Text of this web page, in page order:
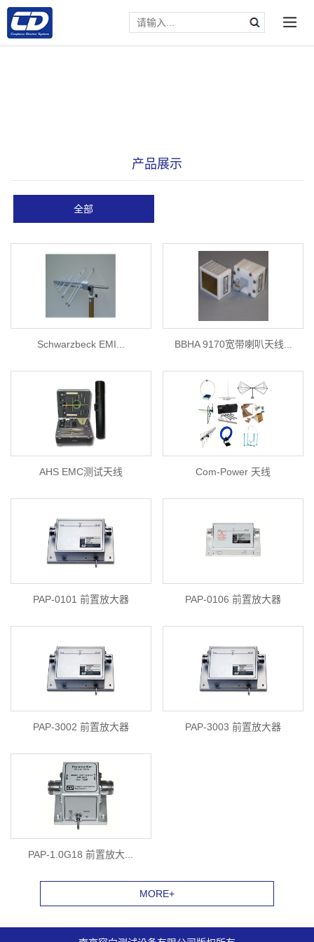
产品展示
全部
Schwarzbeck EMI... BBHA 9170宽带喇叭天线...
AHS EMC测试天线 Com-Power 天线
PAP-0101 前置放大器 PAP-0106 前置放大器
PAP-3002 前置放大器 PAP-3003 前置放大器
PAP-1.0G18 前置放大...